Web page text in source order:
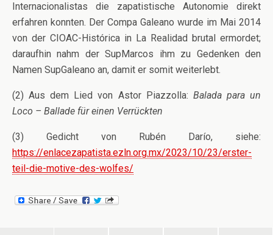
Internacionalistas die zapatistische Autonomie direkt
erfahren konnten. Der Compa Galeano wurde im Mai 2014
von der CIOAC-Histórica in La Realidad brutal ermordet;
daraufhin nahm der SupMarcos ihm zu Gedenken den
Namen SupGaleano an, damit er somit weiterlebt.
(2) Aus dem Lied von Astor Piazzolla: Balada para un
Loco – Ballade für einen Verrückten
(3) Gedicht von Rubén Darío, siehe:
https://enlacezapatista.ezln.org.mx/2023/10/23/erster-
teil-die-motive-des-wolfes/